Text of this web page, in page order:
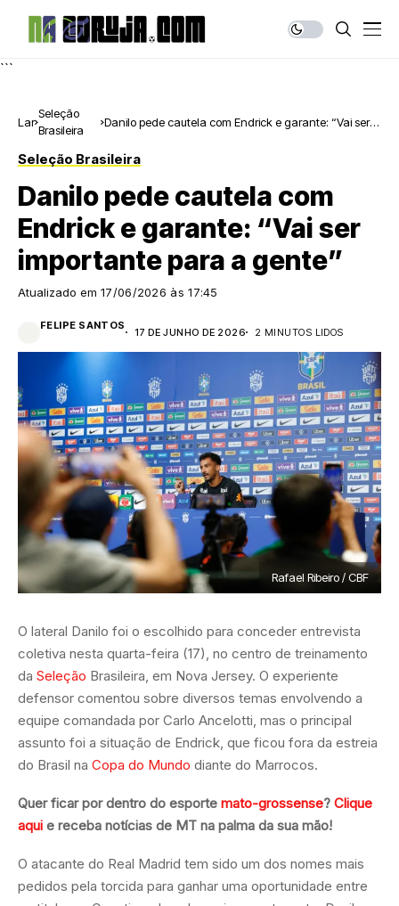
```
Lar
Seleção
Brasileira
Danilo pede cautela com Endrick e garante: “Vai ser
Seleção Brasileira
Danilo pede cautela com
Endrick e garante: “Vai ser
importante para a gente”
Atualizado em 17/06/2026 às 17:45
FELIPE SANTOS
17 DE JUNHO DE 2026 2 MINUTOS LIDOS
Rafael Ribeiro / CBF
O lateral Danilo foi o escolhido para conceder entrevista
coletiva nesta quarta-feira (17), no centro de treinamento
da Seleção Brasileira, em Nova Jersey. O experiente
defensor comentou sobre diversos temas envolvendo a
equipe comandada por Carlo Ancelotti, mas o principal
assunto foi a situação de Endrick, que ficou fora da estreia
do Brasil na Copa do Mundo diante do Marrocos.
Quer ficar por dentro do esporte mato-grossense? Clique
aqui e receba notícias de MT na palma da sua mão!
O atacante do Real Madrid tem sido um dos nomes mais
pedidos pela torcida para ganhar uma oportunidade entre